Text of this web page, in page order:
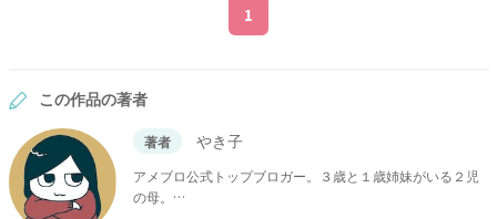
1
この作品の著者
著者 やき子
アメブロ公式トップブロガー。３歳と１歳姉妹がいる２児
の母。